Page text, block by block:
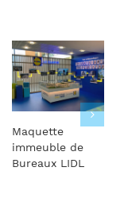
Maquette
immeuble de
Bureaux LIDL